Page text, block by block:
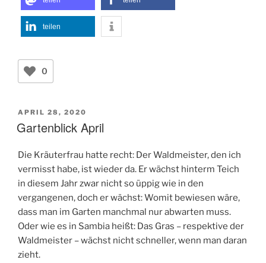
teilen
0
VERÖFFENTLICHT
AM
APRIL 28, 2020
Gartenblick April
Die Kräuterfrau hatte recht: Der Waldmeister, den ich
vermisst habe, ist wieder da. Er wächst hinterm Teich
in diesem Jahr zwar nicht so üppig wie in den
vergangenen, doch er wächst: Womit bewiesen wäre,
dass man im Garten manchmal nur abwarten muss.
Oder wie es in Sambia heißt: Das Gras – respektive der
Waldmeister – wächst nicht schneller, wenn man daran
zieht.